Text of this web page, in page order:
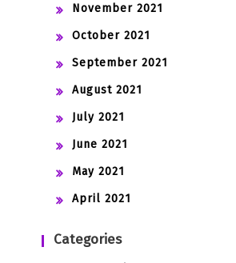
November 2021
October 2021
September 2021
August 2021
July 2021
June 2021
May 2021
April 2021
Categories